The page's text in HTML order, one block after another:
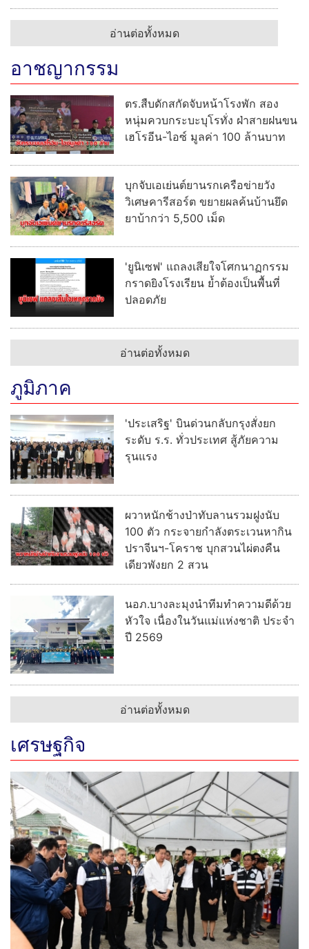
อ่านต่อทั้งหมด
การเมือง
รัฐบาลเร่งดูแลเหตุกราดยิงในโรงเรียน ยกระดับความ
ปลอดภัยสถานศึกษาทั่วประเทศ ชวน ปชช.ร่วมบริจาคโลหิต
ยอดผู้เสียชีวิตเพิ่มอีกรายรวมเป็น 9 ศพ
เข้มจัดระเบียบธุรกิจ “เจ็ตสกี” พร้อมดำเนินคดีผู้
ลักลอบเปิดเจ็ตสกีไร้ใบอนุญาต ควบคู่กวาดล้างนอมินี
ต่างชาติ
"โสภณ" เยี่ยมคารวะ "โต เลิม" สานต่อหุ้นส่วน
ยุทธศาสตร์รอบด้าน พร้อมดูงานศูนย์บำบัดยาเสพติด
แลกเปลี่ยนแนวทางยกระดับความร่วมมือ หวังต่อยอด
พัฒนานโยบาย และกฎหมายไทย
อ่านต่อทั้งหมด
อาชญากรรม
ตร.สืบดักสกัดจับหน้าโรงพัก สอง
หนุ่มควบกระบะบุโรทั่ง ฝ่าสายฝนขน
บุกจับเอเย่นต์ยานรกเครือข่ายวัง
วิเศษคารีสอร์ต ขยายผลค้นบ้านยึด
'ยูนิเซฟ' แถลงเสียใจโศกนาฏกรรม
กราดยิงโรงเรียน ย้ำต้องเป็นพื้นที่
ปลอดภัย
อ่านต่อทั้งหมด
ภูมิภาค
'ประเสริฐ' บินด่วนกลับกรุงสั่งยก